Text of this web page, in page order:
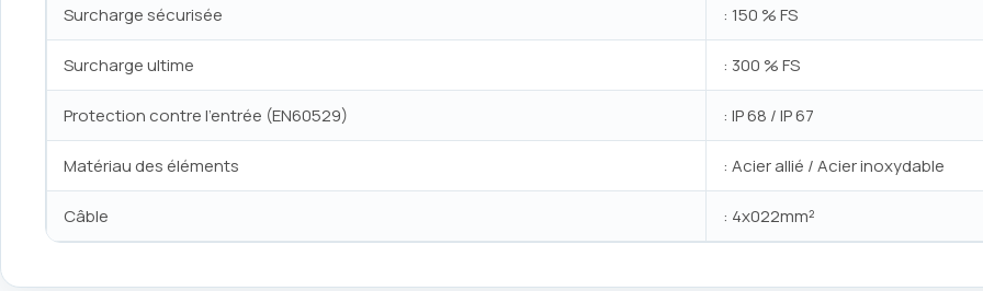
Surcharge sécurisée : 150 % FS
Surcharge ultime : 300 % FS
Protection contre l’entrée (EN60529) : IP 68 / IP 67
Matériau des éléments : Acier allié / Acier inoxydable
Câble : 4x022mm²